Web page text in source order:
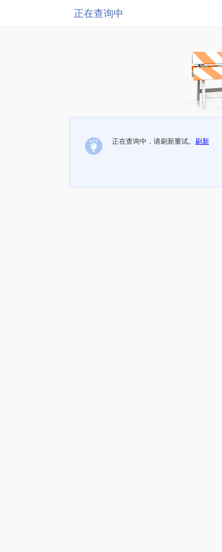
正在查询中
正在查询中，请刷新重试。 刷新